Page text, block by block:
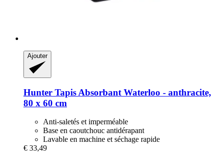
Ajouter
Hunter Tapis Absorbant Waterloo -​ anthracite,
80 x 60 cm
Anti-saletés et imperméable
Base en caoutchouc antidérapant
Lavable en machine et séchage rapide
€ 33,49